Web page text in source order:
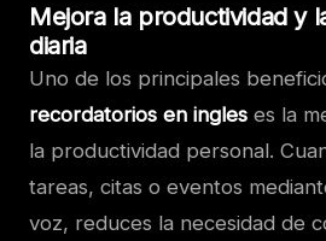
Mejora la productividad y
diaria
Uno de los principales
recordatorios en ingles es la
la productividad personal.
tareas, citas o eventos
voz, reduces la necesidad de